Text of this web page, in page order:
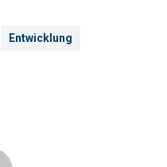
Entwicklung